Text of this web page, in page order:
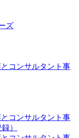
ズ
コンサルタント事
コンサルタント事
）